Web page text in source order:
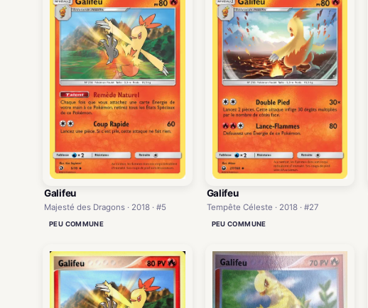
Galifeu
Majesté des Dragons · 2018 · #5
PEU COMMUNE
Galifeu
Tempête Céleste · 2018 · #27
PEU COMMUNE